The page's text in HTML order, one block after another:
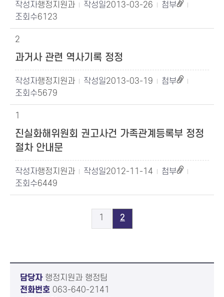
행정지원과
2013-03-26
6123
2
과거사 관련 역사기록 정정
행정지원과
2013-03-19
5679
1
진실화해위원회 권고사건 가족관계등록부 정정
절차 안내문
행정지원과
2012-11-14
6449
1 2
담당자행정지원과 행정팀
전화번호 063-640-2141